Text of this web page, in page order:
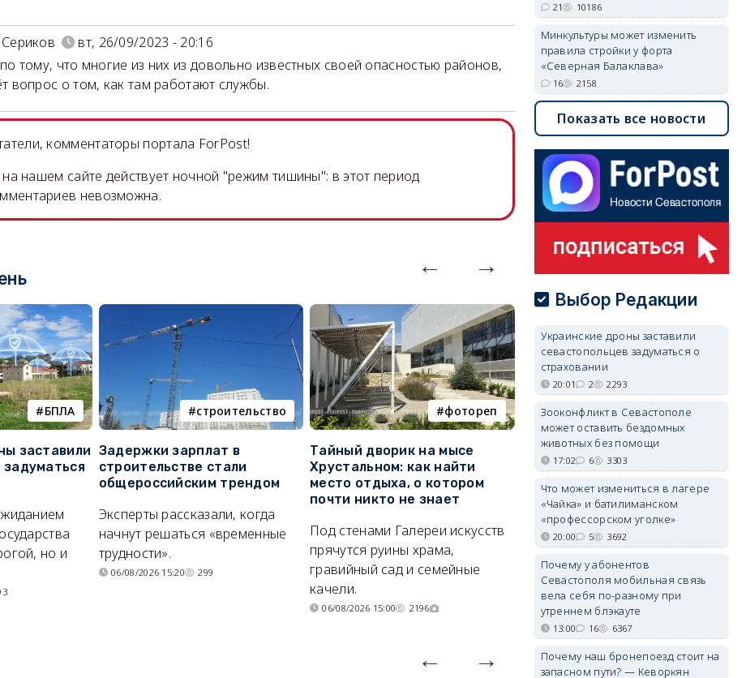
вт, 26/09/2023 - 20:16
тому, что многие из них из довольно известных своей опасностью районов,
вопрос о том, как там работают службы.
комментаторы портала ForPost!
на нашем сайте действует ночной "режим тишины": в этот период
невозможна.
БПЛА
заставили
но и
строительство
Задержки зарплат в
строительстве стали
общероссийским трендом
Эксперты рассказали, когда
начнут решаться «временные
трудности».
06/08/2026 15:20 299
фотореп
Тайный дворик на мысе
Хрустальном: как найти
место отдыха, о котором
почти никто не знает
Под стенами Галереи искусств
прячутся руины храма,
гравийный сад и семейные
качели.
06/08/2026 15:00 2196
работа
Где в Севастополе можно
заработать 100 тысяч в
месяц
А где — несоизмеримо меньше.
06/08/2026 10:02 3799
21 10186
Минкультуры может изменить
правила стройки у форта
«Северная Балаклава»
16 2158
Показать все новости
Выбор Редакции
Украинские дроны заставили
севастопольцев задуматься о
страховании
20:01 2 2293
Зооконфликт в Севастополе
может оставить бездомных
животных без помощи
17:02 6 3303
Что может измениться в лагере
«Чайка» и батилиманском
«профессорском уголке»
20:00 5 3692
Почему у абонентов
Севастополя мобильная связь
вела себя по-разному при
утреннем блэкауте
13:00 16 6367
Почему наш бронепоезд стоит на
запасном пути? — Кеворкян